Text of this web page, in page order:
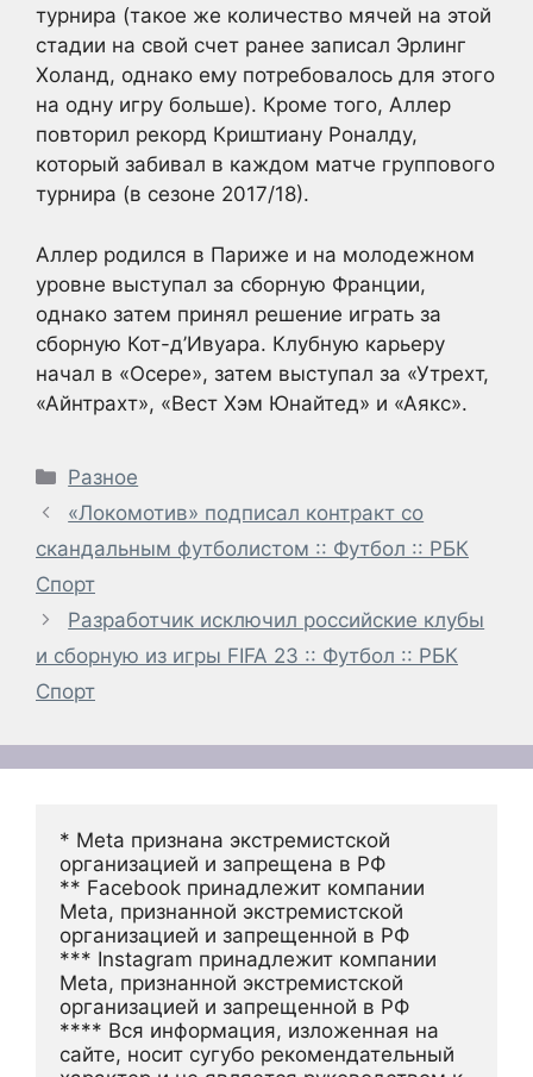
турнира (такое же количество мячей на этой
стадии на свой счет ранее записал Эрлинг
Холанд, однако ему потребовалось для этого
на одну игру больше). Кроме того, Аллер
повторил рекорд Криштиану Роналду,
который забивал в каждом матче группового
турнира (в сезоне 2017/18).
Аллер родился в Париже и на молодежном
уровне выступал за сборную Франции,
однако затем принял решение играть за
сборную Кот-д’Ивуара. Клубную карьеру
начал в «Осере», затем выступал за «Утрехт,
«Айнтрахт», «Вест Хэм Юнайтед» и «Аякс».
Рубрики
Разное
«Локомотив» подписал контракт со
скандальным футболистом :: Футбол :: РБК
Спорт
Разработчик исключил российские клубы
и сборную из игры FIFA 23 :: Футбол :: РБК
Спорт
* Meta признана экстремистской
организацией и запрещена в РФ
** Facebook принадлежит компании
Meta, признанной экстремистской
организацией и запрещенной в РФ
*** Instagram принадлежит компании
Meta, признанной экстремистской
организацией и запрещенной в РФ
**** Вся информация, изложенная на
сайте, носит сугубо рекомендательный